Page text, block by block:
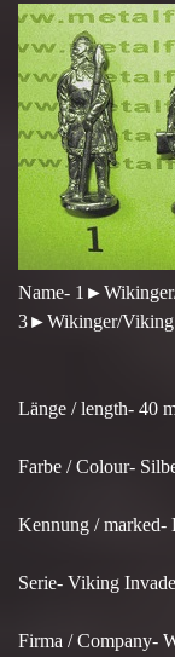
Name-
3►Wikinger/
Länge / length- 40
Farbe / Colour-
Kennung / marked-
Serie- Viking
Firma / Company-